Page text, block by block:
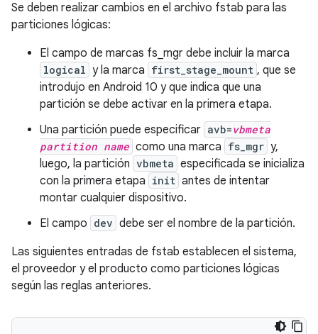
Se deben realizar cambios en el archivo fstab para las
particiones lógicas:
El campo de marcas fs_mgr debe incluir la marca
logical y la marca first_stage_mount , que se
introdujo en Android 10 y que indica que una
partición se debe activar en la primera etapa.
Una partición puede especificar avb=vbmeta
partition name como una marca fs_mgr y,
luego, la partición vbmeta especificada se inicializa
con la primera etapa init antes de intentar
montar cualquier dispositivo.
El campo dev debe ser el nombre de la partición.
Las siguientes entradas de fstab establecen el sistema,
el proveedor y el producto como particiones lógicas
según las reglas anteriores.